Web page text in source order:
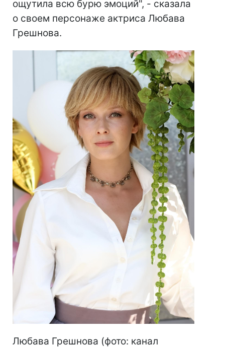
ощутила всю бурю эмоций", - сказала
о своем персонаже актриса Любава
Грешнова.
Любава Грешнова (фото: канал